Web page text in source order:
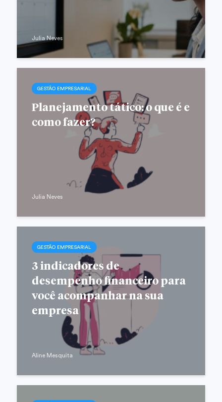
Julia Neves
GESTÃO EMPRESARIAL
Planejamento tático: o que é e
como fazer?
Julia Neves
GESTÃO EMPRESARIAL
3 indicadores de
desempenho financeiro para
você acompanhar na sua
empresa
Aline Mesquita